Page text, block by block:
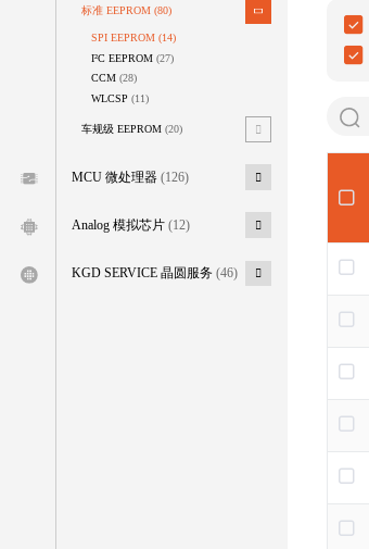
标准 EEPROM (80)
SPI EEPROM (14)
I²C EEPROM (27)
CCM (28)
WLCSP (11)
车规级 EEPROM (20)
MCU 微处理器(126)
Analog 模拟芯片(12)
KGD SERVICE 晶圆服务(46)